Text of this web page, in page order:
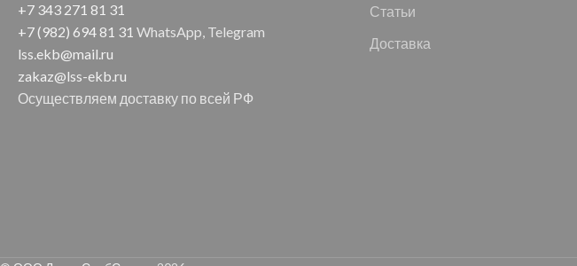
+7 343 271 81 31
+7 (982) 694 81 31 WhatsApp, Telegram
lss.ekb@mail.ru
zakaz@lss-ekb.ru
Осуществляем доставку по всей РФ
Статьи
Доставка